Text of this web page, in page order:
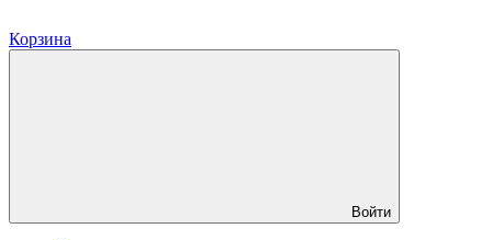
Корзина
Войти